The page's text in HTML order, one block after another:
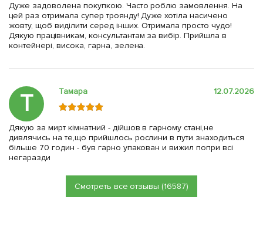
Дуже задоволена покупкою. Часто роблю замовлення. На
цей раз отримала супер троянду! Дуже хотіла насичено
жовту, щоб виділити серед інших. Отримала просто чудо!
Дякую працівникам, консультантам за вибір. Прийшла в
контейнері, висока, гарна, зелена.
Т Тамара 12.07.2026
Дякую за мирт кімнатний - дійшов в гарному стані,не
дивлячись на те,що прийшлось рослини в пути знаходиться
більше 70 годин - був гарно упакован и вижил попри всі
негаразди
Смотреть все отзывы (16587)